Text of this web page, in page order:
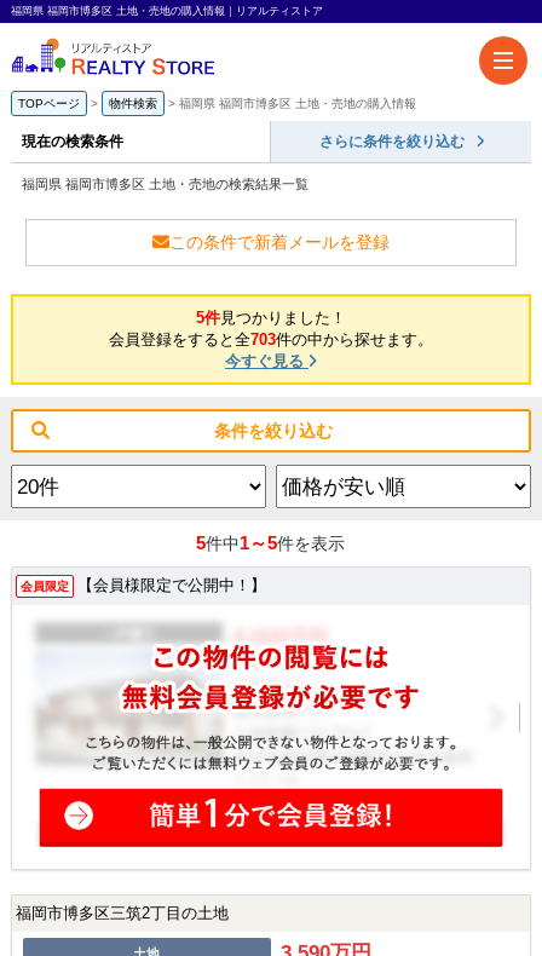
福岡県 福岡市博多区 土地・売地の購入情報｜リアルティストア
TOPページ 物件検索 福岡県 福岡市博多区 土地・売地の購入情報
現在の検索条件 さらに条件を絞り込む
福岡県 福岡市博多区 土地・売地の検索結果一覧
この条件で新着メールを登録
5件見つかりました！
会員登録をすると全703件の中から探せます。
今すぐ見る
条件を絞り込む
5件中1～5件を表示
会員限定 【会員様限定で公開中！】
福岡市博多区三筑2丁目の土地